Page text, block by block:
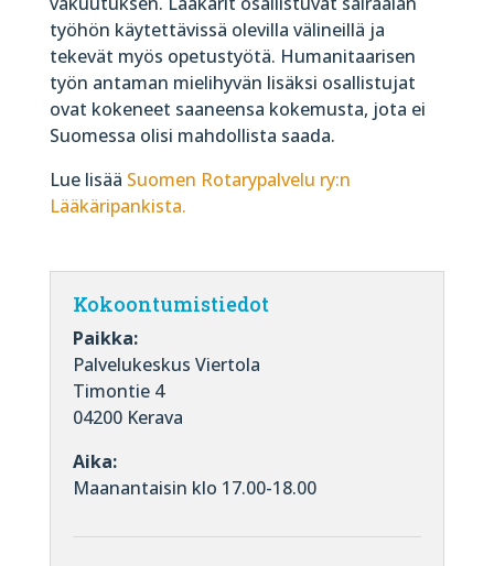
työhön käytettävissä olevilla välineillä ja
tekevät myös opetustyötä. Humanitaarisen
työn antaman mielihyvän lisäksi osallistujat
ovat kokeneet saaneensa kokemusta, jota ei
Suomessa olisi mahdollista saada.
Lue lisää Suomen Rotarypalvelu ry:n
Lääkäripankista.
Kokoontumistiedot
Paikka:
Palvelukeskus Viertola
Timontie 4
04200 Kerava
Aika:
Maanantaisin klo 17.00-18.00